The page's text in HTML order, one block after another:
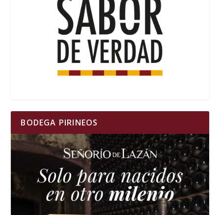
BODEGA PIRINEOS